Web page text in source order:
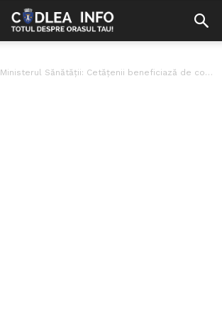
Ministerul Sănătății: Cetăţenii beneficiază de consultații și analize gratuite la medicul de...